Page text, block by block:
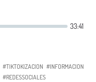
#TIKTOKIZACION #INFORMACION
#REDESSOCIALES